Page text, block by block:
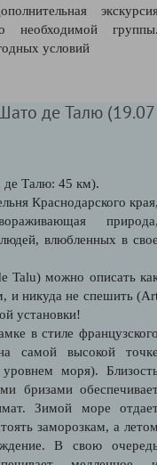
необходимой
условий
де Талю (19.07
Талю: 45 км).
Краснодарского
влюбленных в
Talu) можно описать
и никуда не спешить (
установки!
в стиле
самой высокой
моря).
бризами
Зимой море
заморозкам, а
В свою